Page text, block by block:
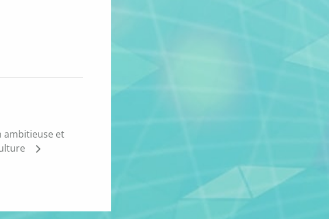
ambitieuse et